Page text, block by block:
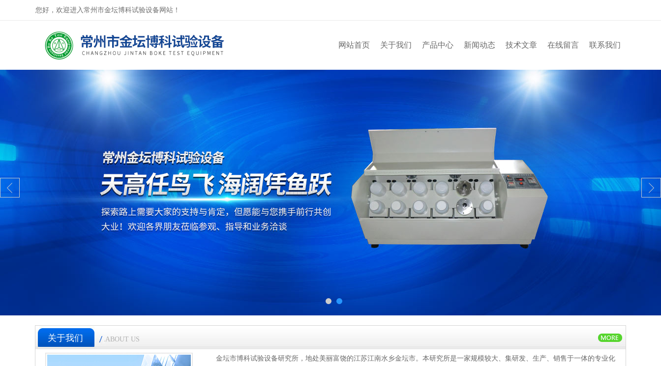
您好，欢迎进入常州市金坛博科试验设备网站！
网站首页 关于我们 产品中心 新闻动态 技术文章 在线留言 联系我们
关于我们 ABOUT US
金坛市博科试验设备研究所，地处美丽富饶的江苏江南水乡金坛市。本研究所是一家规模较大、集研发、生产、销售于一体的专业化